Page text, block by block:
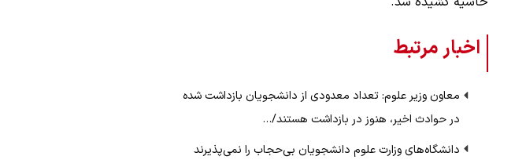
اخبار مرتبط
معاون وزیر علوم: تعداد معدودی از دانشجویان بازداشت شده
در حوادث اخیر، هنوز در بازداشت هستند/…
دانشگاه‌های وزارت علوم دانشجویان بی‌حجاب را نمی‌پذیرند